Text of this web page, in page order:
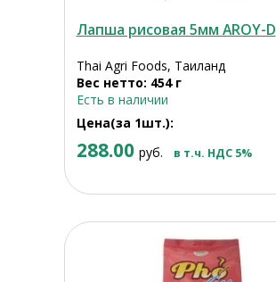
Лапша рисовая 5мм AROY-D
Thai Agri Foods, Таиланд
Вес нетто: 454 г
Есть в наличии
Цена(за 1шт.):
288.00 руб. в т.ч. НДС 5%